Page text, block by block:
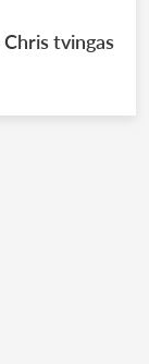
tvingas